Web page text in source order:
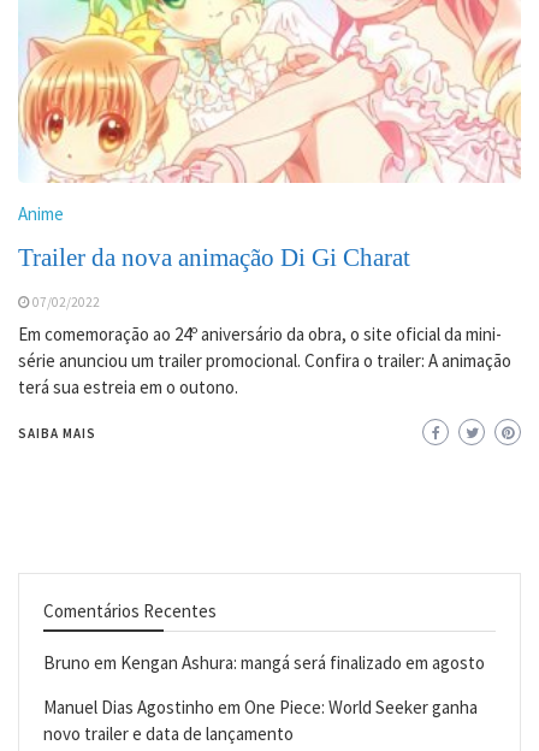
Anime
Trailer da nova animação Di Gi Charat
07/02/2022
Em comemoração ao 24º aniversário da obra, o site oficial da mini-
série anunciou um trailer promocional. Confira o trailer: A animação
terá sua estreia em o outono.
SAIBA MAIS
Comentários Recentes
Bruno em Kengan Ashura: mangá será finalizado em agosto
Manuel Dias Agostinho em One Piece: World Seeker ganha
novo trailer e data de lançamento